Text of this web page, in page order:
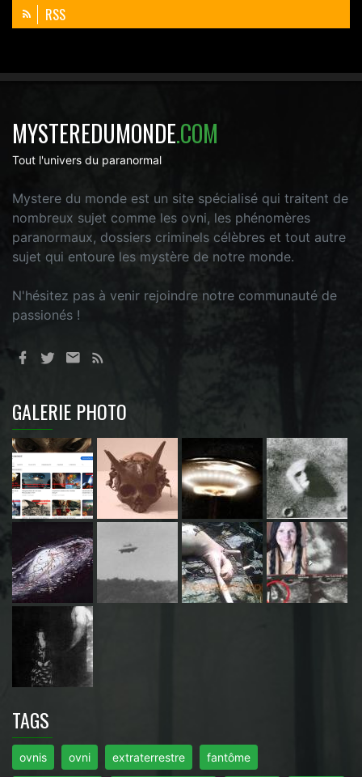
RSS
MYSTEREDUMONDE.COM
Tout l'univers du paranormal
Mystere du monde est un site spécialisé qui traitent de
nombreux sujet comme les ovni, les phénomères
paranormaux, dossiers criminels célèbres et tout autre
sujet qui entoure les mystère de notre monde.
N'hésitez pas à venir rejoindre notre communauté de
passionés !
GALERIE PHOTO
TAGS
ovnis ovni extraterrestre fantôme